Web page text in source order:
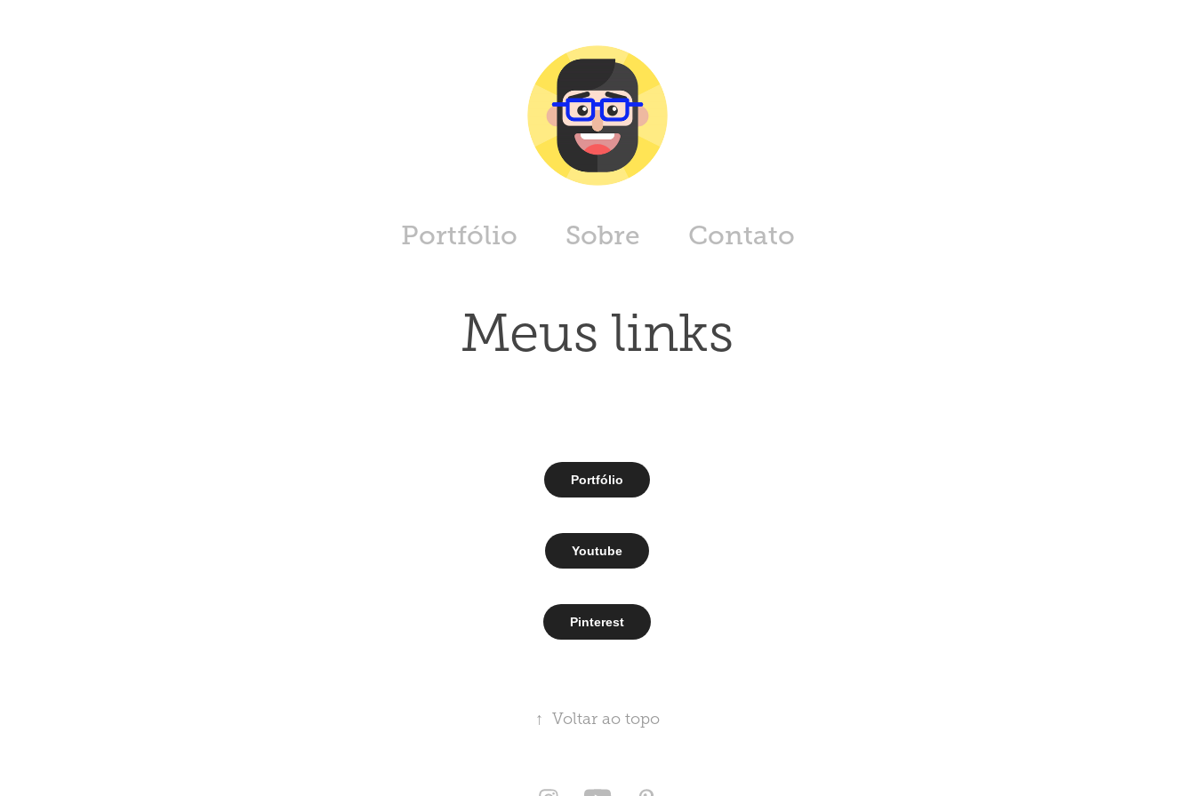
Portfólio Sobre Contato
Meus links
Portfólio
Youtube
Pinterest
↑ Voltar ao topo